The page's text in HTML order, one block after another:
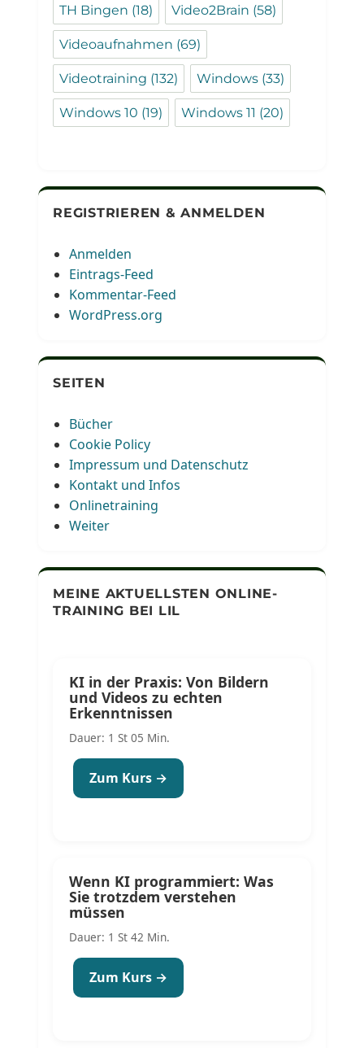
TH Bingen (18) Video2Brain (58)
Videoaufnahmen (69)
Videotraining (132) Windows (33)
Windows 10 (19) Windows 11 (20)
REGISTRIEREN & ANMELDEN
Anmelden
Eintrags-Feed
Kommentar-Feed
WordPress.org
SEITEN
Bücher
Cookie Policy
Impressum und Datenschutz
Kontakt und Infos
Onlinetraining
Weiter
MEINE AKTUELLSTEN ONLINE-
TRAINING BEI LIL
KI in der Praxis: Von Bildern
und Videos zu echten
Erkenntnissen
Dauer: 1 St 05 Min.
Zum Kurs →
Wenn KI programmiert: Was
Sie trotzdem verstehen
müssen
Dauer: 1 St 42 Min.
Zum Kurs →